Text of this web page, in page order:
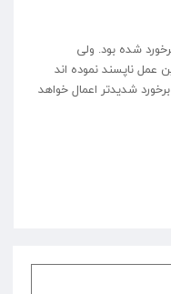
شده بود. ولی
عمل ناپسند نموده اند
شدیدتر اعمال خواهد